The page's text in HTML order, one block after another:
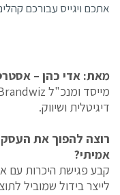
אתכם ויגייס עבורכם
מאת: אדי כהן –
דיגיטלית ושיווק.
רוצה להפוך את
אמיתי?
לייצר בידול שמוביל